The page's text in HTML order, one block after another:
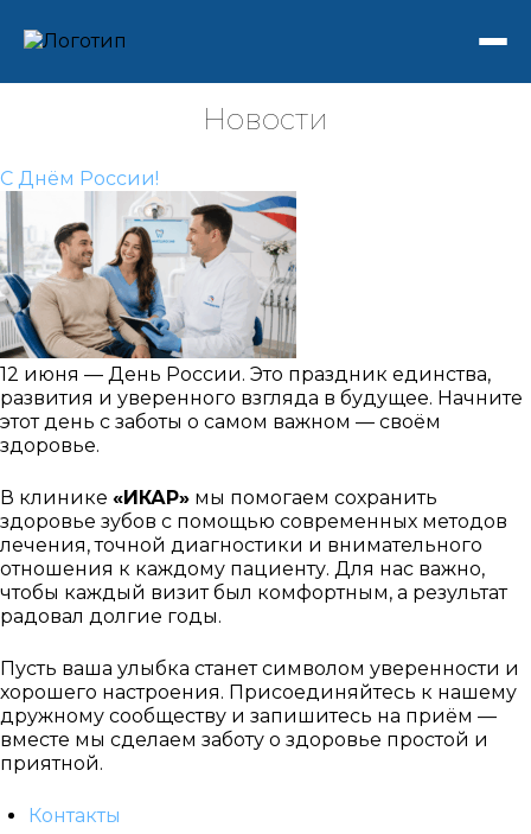
Новости
С Днём России!
12 июня — День России. Это праздник единства,
развития и уверенного взгляда в будущее. Начните
этот день с заботы о самом важном — своём
здоровье.
В клинике «ИКАР» мы помогаем сохранить
здоровье зубов с помощью современных методов
лечения, точной диагностики и внимательного
отношения к каждому пациенту. Для нас важно,
чтобы каждый визит был комфортным, а результат
радовал долгие годы.
Пусть ваша улыбка станет символом уверенности и
хорошего настроения. Присоединяйтесь к нашему
дружному сообществу и запишитесь на приём —
вместе мы сделаем заботу о здоровье простой и
приятной.
Контакты